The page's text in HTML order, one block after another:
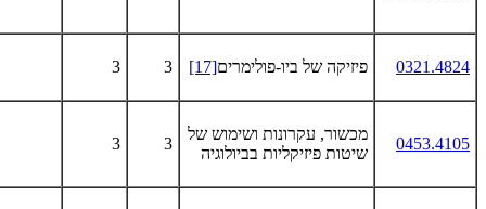
0321.4824 פיזיקה של ביו-פולימרים[17]
3
3
0453.4105
מכשור, עקרונות ושימוש של
שיטות פיזיקליות בביולוגיה
3
3